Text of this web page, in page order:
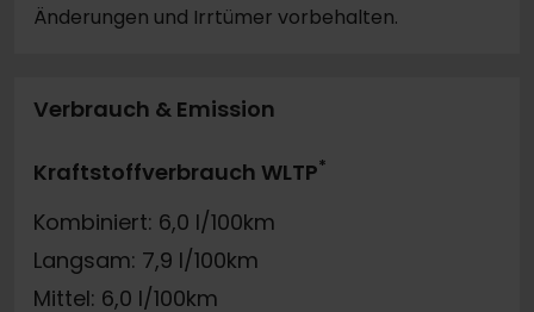
Änderungen und Irrtümer vorbehalten.
Verbrauch & Emission
Kraftstoffverbrauch WLTP*
Kombiniert: 6,0 l/100km
Langsam: 7,9 l/100km
Mittel: 6,0 l/100km